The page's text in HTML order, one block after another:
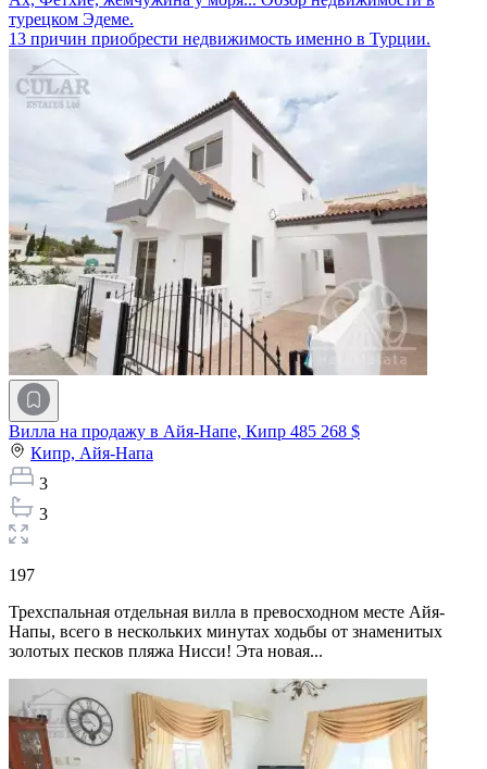
турецком Эдеме.
13 причин приобрести недвижимость именно в Турции.
Вилла на продажу в Айя-Напе, Кипр 485 268 $
Кипр, Айя-Напа
3
3
197
Трехспальная отдельная вилла в превосходном месте Айя-
Напы, всего в нескольких минутах ходьбы от знаменитых
золотых песков пляжа Нисси! Эта новая...